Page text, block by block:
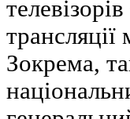
трансляції
Зокрема,